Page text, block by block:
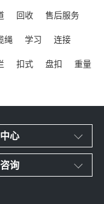
回收
售后服务
绳 学习
连接
扣式 盘扣 重量
心
询